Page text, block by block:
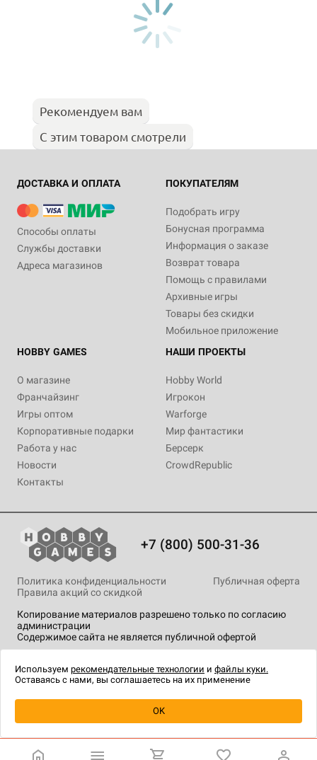
Уведомить о наличии
Рекомендуем вам
С этим товаром смотрели
ДОСТАВКА И ОПЛАТА
Способы оплаты
Службы доставки
Адреса магазинов
ПОКУПАТЕЛЯМ
Подобрать игру
Бонусная программа
Информация о заказе
Возврат товара
Помощь с правилами
Архивные игры
Товары без скидки
Мобильное приложение
HOBBY GAMES
О магазине
Франчайзинг
Игры оптом
Корпоративные подарки
Работа у нас
Новости
Контакты
НАШИ ПРОЕКТЫ
Hobby World
Игрокон
Warforge
Мир фантастики
Берсерк
CrowdRepublic
+7 (800) 500-31-36
Копирование материалов разрешено только по согласию
администрации
Содержимое сайта не является публичной офертой
Политика конфиденциальности
Публичная оферта
Правила акций со скидкой
технологии.
Используем рекомендательные технологии и файлы куки.
Оставаясь с нами, вы соглашаетесь на их применение
OK